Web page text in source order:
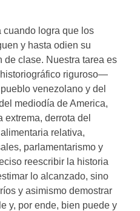
cuando logra que los
y hasta odien su
de clase. Nuestra tarea es
riguroso—
venezolano y del
mediodía de America,
derrota del
relativa,
parlamentarismo y
reescribir la historia
lo alcanzado, sino
y asimismo demostrar
y, por ende, bien puede y